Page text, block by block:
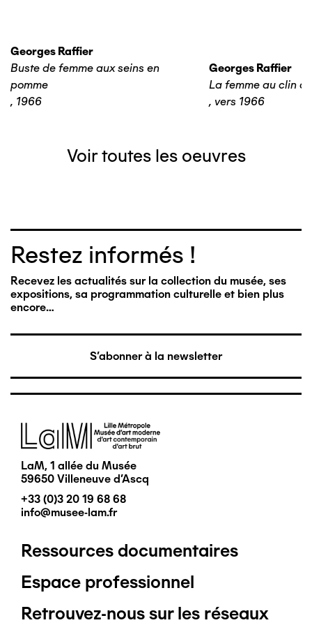
Georges Raffier
Buste de femme aux seins en
pomme
, 1966
Georges Raffier
La femme au clin
, vers 1966
Voir toutes les oeuvres
Restez informés !
Recevez les actualités sur la collection du musée, ses
expositions, sa programmation culturelle et bien plus
encore…
S'abonner à la newsletter
Image
LaM, 1 allée du Musée
59650 Villeneuve d'Ascq
+33 (0)3 20 19 68 68
info@musee-lam.fr
Pied
de
Ressources documentaires
Espace professionnel
Retrouvez-nous sur les réseaux